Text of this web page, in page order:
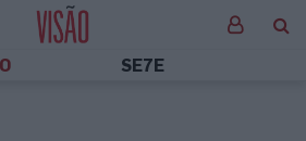
SE7E